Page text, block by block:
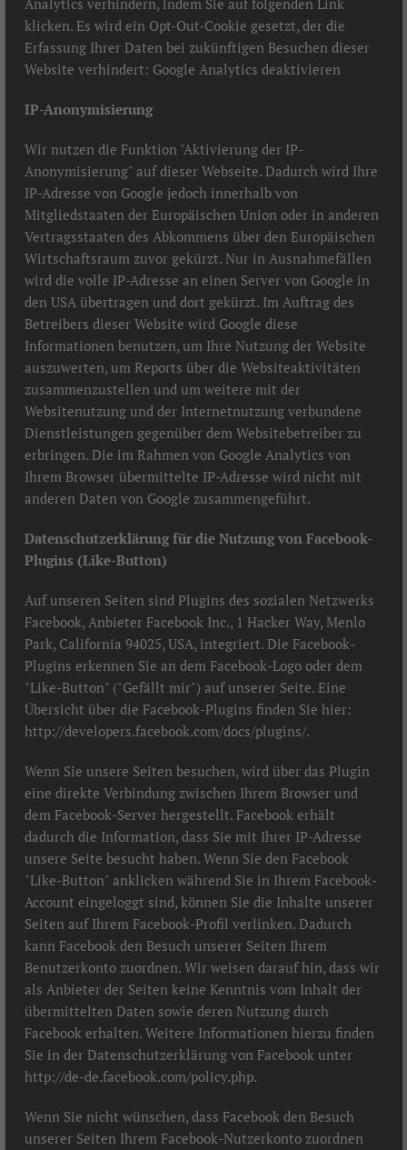
Analytics verhindern, indem Sie auf folgenden Link
klicken. Es wird ein Opt-Out-Cookie gesetzt, der die
Erfassung Ihrer Daten bei zukünftigen Besuchen dieser
Website verhindert: Google Analytics deaktivieren
IP-Anonymisierung
Wir nutzen die Funktion "Aktivierung der IP-
Anonymisierung" auf dieser Webseite. Dadurch wird Ihre
IP-Adresse von Google jedoch innerhalb von
Mitgliedstaaten der Europäischen Union oder in anderen
Vertragsstaaten des Abkommens über den Europäischen
Wirtschaftsraum zuvor gekürzt. Nur in Ausnahmefällen
wird die volle IP-Adresse an einen Server von Google in
den USA übertragen und dort gekürzt. Im Auftrag des
Betreibers dieser Website wird Google diese
Informationen benutzen, um Ihre Nutzung der Website
auszuwerten, um Reports über die Websiteaktivitäten
zusammenzustellen und um weitere mit der
Websitenutzung und der Internetnutzung verbundene
Dienstleistungen gegenüber dem Websitebetreiber zu
erbringen. Die im Rahmen von Google Analytics von
Ihrem Browser übermittelte IP-Adresse wird nicht mit
anderen Daten von Google zusammengeführt.
Datenschutzerklärung für die Nutzung von Facebook-
Plugins (Like-Button)
Auf unseren Seiten sind Plugins des sozialen Netzwerks
Facebook, Anbieter Facebook Inc., 1 Hacker Way, Menlo
Park, California 94025, USA, integriert. Die Facebook-
Plugins erkennen Sie an dem Facebook-Logo oder dem
"Like-Button" ("Gefällt mir") auf unserer Seite. Eine
Übersicht über die Facebook-Plugins finden Sie hier:
http://developers.facebook.com/docs/plugins/.
Wenn Sie unsere Seiten besuchen, wird über das Plugin
eine direkte Verbindung zwischen Ihrem Browser und
dem Facebook-Server hergestellt. Facebook erhält
dadurch die Information, dass Sie mit Ihrer IP-Adresse
unsere Seite besucht haben. Wenn Sie den Facebook
"Like-Button" anklicken während Sie in Ihrem Facebook-
Account eingeloggt sind, können Sie die Inhalte unserer
Seiten auf Ihrem Facebook-Profil verlinken. Dadurch
kann Facebook den Besuch unserer Seiten Ihrem
Benutzerkonto zuordnen. Wir weisen darauf hin, dass wir
als Anbieter der Seiten keine Kenntnis vom Inhalt der
übermittelten Daten sowie deren Nutzung durch
Facebook erhalten. Weitere Informationen hierzu finden
Sie in der Datenschutzerklärung von Facebook unter
http://de-de.facebook.com/policy.php.
Wenn Sie nicht wünschen, dass Facebook den Besuch
unserer Seiten Ihrem Facebook-Nutzerkonto zuordnen